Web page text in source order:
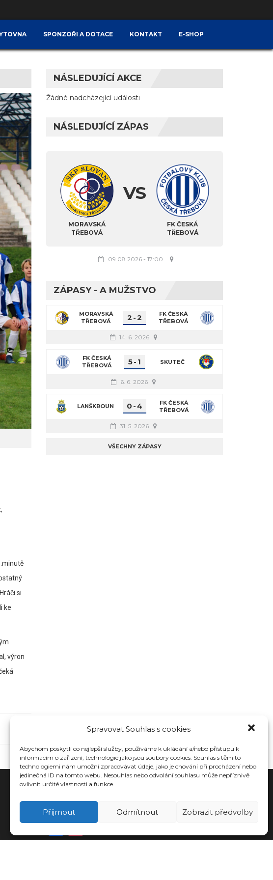
Spravovat Souhlas s cookies
Abychom poskytli co nejlepší služby, používáme k ukládání a/nebo přístupu k
informacím o zařízení, technologie jako jsou soubory cookies. Souhlas s těmito
technologiemi nám umožní zpracovávat údaje, jako je chování při procházení nebo
jedinečná ID na tomto webu. Nesouhlas nebo odvolání souhlasu může nepříznivě
ovlivnit určité vlastnosti a funkce.
Příjmout Odmítnout Zobrazit předvolby
SPONZOŘI A DOTACE KONTAKT E-SHOP
si
ke
výron
NÁSLEDUJÍCÍ AKCE
Žádné nadcházející události
NÁSLEDUJÍCÍ ZÁPAS
MORAVSKÁ
TŘEBOVÁ
VS
FK ČESKÁ
TŘEBOVÁ
09.08.2026 - 17:00
ZÁPASY - A MUŽSTVO
MORAVSKÁ
TŘEBOVÁ
2 -2
FK ČESKÁ
TŘEBOVÁ
14. 6. 2026
FK ČESKÁ
TŘEBOVÁ
5- 1 SKUTEČ
6. 6. 2026
LANŠKROUN 0 -4
FK ČESKÁ
TŘEBOVÁ
31. 5. 2026
VŠECHNY ZÁPASY
SOCIÁLNÍ SÍTĚ
Facebook
Instagram